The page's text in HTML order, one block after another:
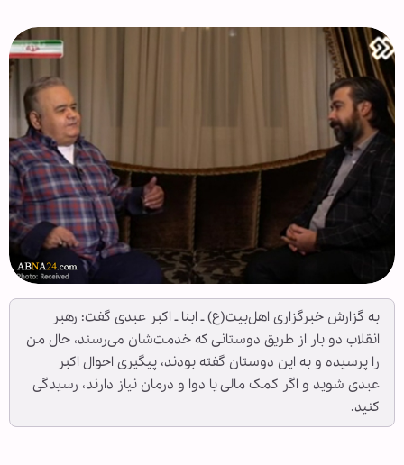
به گزارش خبرگزاری اهل‌بیت(ع) ـ ابنا ـ اکبر عبدی گفت: رهبر
انقلاب دو بار از طریق دوستانی که خدمت‌شان می‌رسند، حال من
را پرسیده و به این دوستان گفته بودند، پیگیری احوال اکبر
عبدی شوید و اگر کمک مالی یا دوا و درمان نیاز دارند، رسیدگی
کنید.